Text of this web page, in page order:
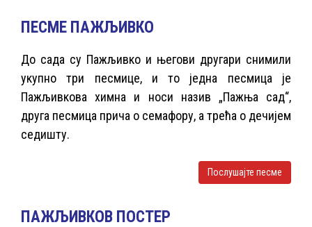
ПЕСМЕ ПАЖЉИВКО
До сада су Пажљивко и његови другари снимили
укупно три песмице, и то једна песмица је
Пажљивкова химна и носи назив „Пажња сад“,
друга песмица прича о семафору, а трећа о дечијем
седишту.
Послушајте песме
ПАЖЉИВКОВ ПОСТЕР